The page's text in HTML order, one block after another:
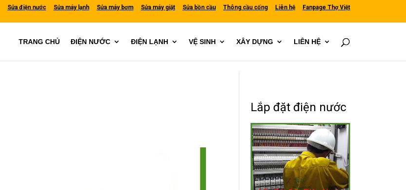
Sửa điện nước Sửa máy lạnh Sửa máy bơm Sửa máy giặt Sửa bồn cầu Thông cầu cống Liên hệ Fanpage Thợ Việt
TRANG CHỦ ĐIỆN NƯỚC ĐIỆN LẠNH VỆ SINH XÂY DỰNG LIÊN HỆ
Lắp đặt điện nước